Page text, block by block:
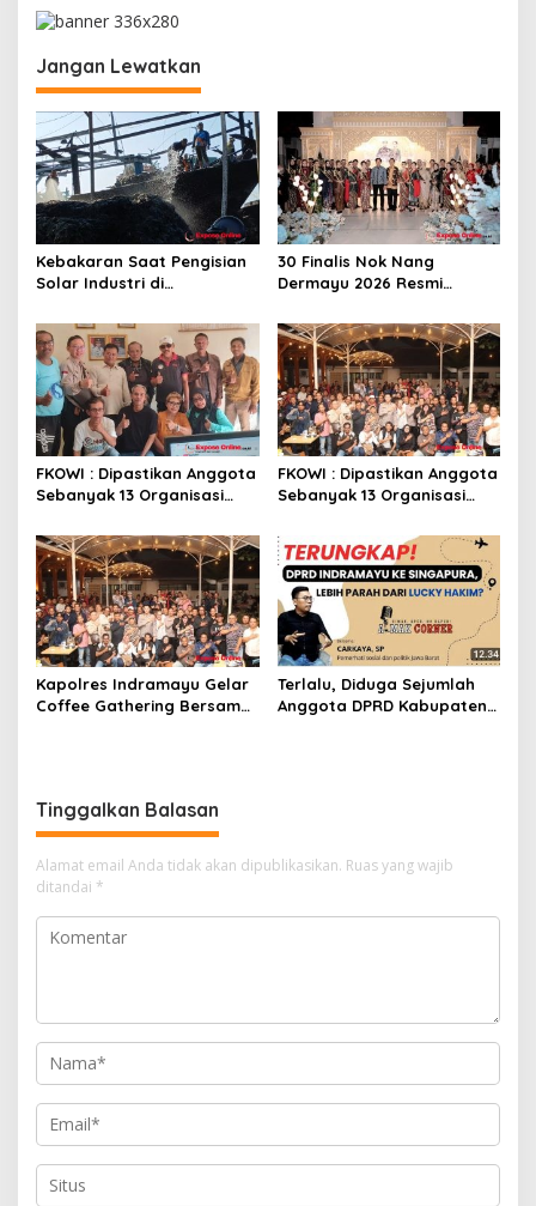
a
s
i
p
o
s
Jangan Lewatkan
Kebakaran Saat Pengisian
Solar Industri di
Nelayan Hangus, Polisi
Diminta Usut Tuntas
30 Finalis Nok Nang
Dermayu 2026 Resmi
Menuju Duta Daerah
FKOWI : Dipastikan Anggota
Sebanyak 13 Organisasi
Indramayu
FKOWI : Dipastikan Anggota
Sebanyak 13 Organisasi
Indramayu
Kapolres Indramayu Gelar
Coffee Gathering Bersama
Terlalu, Diduga Sejumlah
Anggota DPRD Kabupaten
Tinggalkan Balasan
Alamat email Anda tidak akan dipublikasikan. Ruas yang wajib
ditandai *